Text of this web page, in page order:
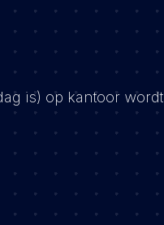
is) op kantoor wordt